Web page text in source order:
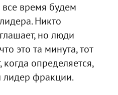
время будем
Никто
но люди
это та минута, тот
определяется,
лидер фракции.